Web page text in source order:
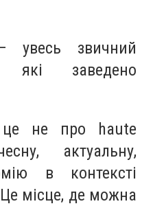
звичний
які заведено
це не про haute
актуальну,
в контексті
Це місце, де можна